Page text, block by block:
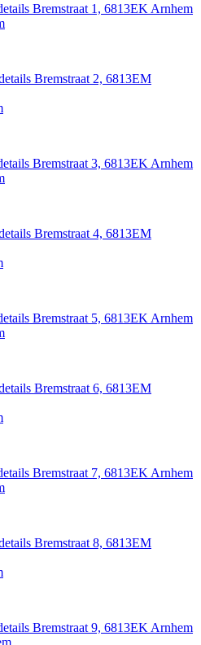
Bremstraat 1, 6813EK Arnhem
Bremstraat 2, 6813EM
Bremstraat 3, 6813EK Arnhem
Bremstraat 4, 6813EM
Bremstraat 5, 6813EK Arnhem
Bremstraat 6, 6813EM
Bremstraat 7, 6813EK Arnhem
Bremstraat 8, 6813EM
Bremstraat 9, 6813EK Arnhem